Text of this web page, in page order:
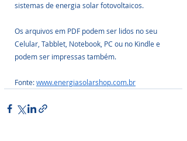
sistemas de energia solar fotovoltaicos.
Os arquivos em PDF podem ser lidos no seu
Celular, Tabblet, Notebook, PC ou no Kindle e
podem ser impressas também.
Fonte: www.energiasolarshop.com.br